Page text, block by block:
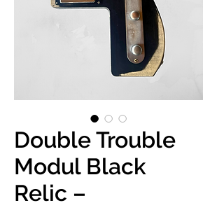
Double Trouble
Modul Black
Relic –